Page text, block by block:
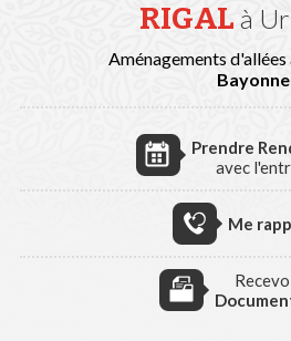
RIGAL à
Aménagements
Bayonne
Prendre
avec
Me